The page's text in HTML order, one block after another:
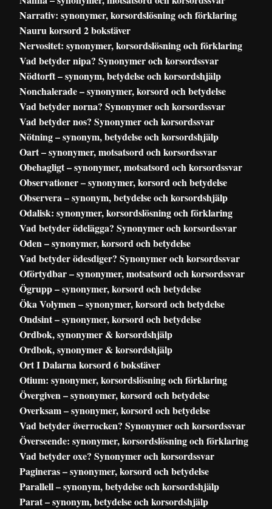
Narrativ: synonymer, korsordslösning och förklaring
Nauru korsord 2 bokstäver
Nervositet: synonymer, korsordslösning och förklaring
Vad betyder nipa? Synonymer och korsordssvar
Nödtorft – synonym, betydelse och korsordshjälp
Nonchalerade – synonymer, korsord och betydelse
Vad betyder norna? Synonymer och korsordssvar
Vad betyder nos? Synonymer och korsordssvar
Nötning – synonym, betydelse och korsordshjälp
Oart – synonymer, motsatsord och korsordssvar
Obehagligt – synonymer, motsatsord och korsordssvar
Observationer – synonymer, korsord och betydelse
Observera – synonym, betydelse och korsordshjälp
Odalisk: synonymer, korsordslösning och förklaring
Vad betyder ödelägga? Synonymer och korsordssvar
Oden – synonymer, korsord och betydelse
Vad betyder ödesdiger? Synonymer och korsordssvar
Oförtydbar – synonymer, motsatsord och korsordssvar
Ögrupp – synonymer, korsord och betydelse
Öka Volymen – synonymer, korsord och betydelse
Ondsint – synonymer, korsord och betydelse
Ordbok, synonymer & korsordshjälp
Ordbok, synonymer & korsordshjälp
Ort I Dalarna korsord 6 bokstäver
Otium: synonymer, korsordslösning och förklaring
Övergiven – synonymer, korsord och betydelse
Overksam – synonymer, korsord och betydelse
Vad betyder överrocken? Synonymer och korsordssvar
Överseende: synonymer, korsordslösning och förklaring
Vad betyder oxe? Synonymer och korsordssvar
Pagineras – synonymer, korsord och betydelse
Parallell – synonym, betydelse och korsordshjälp
Parat – synonym, betydelse och korsordshjälp